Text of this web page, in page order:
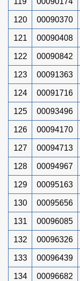
120 00090370
121 00090408
122 00090842
123 00091363
124 00091716
125 00093496
126 00094170
127 00094713
128 00094967
129 00095163
130 00095656
131 00096085
132 00096326
133 00096439
134 00096682